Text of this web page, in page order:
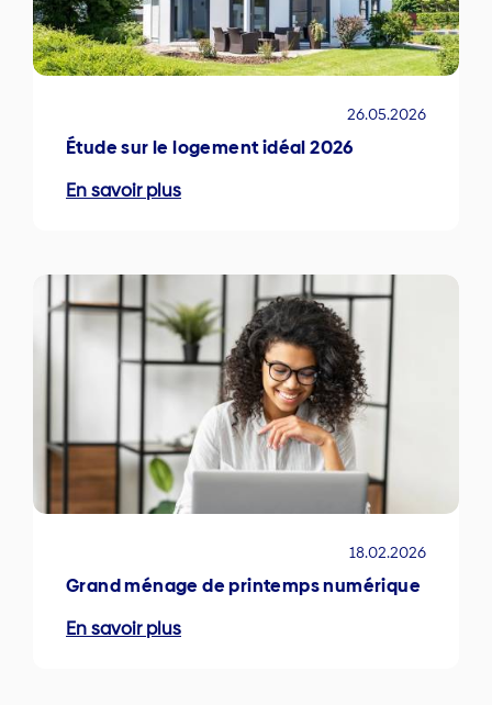
26.05.2026
Étude sur le logement idéal 2026
En savoir plus
18.02.2026
Grand ménage de printemps numérique
En savoir plus